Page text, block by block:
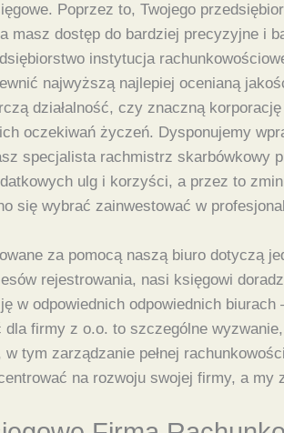
Poprzez to, Twojego
masz dostęp do bardziej precyzyjne i
instytucja
najwyższą najlepiej ocenianą
działalność, czy znaczną
oczekiwań życzeń. Dysponujemy
specjalista rachmistrz skarbówkowy
ulg i korzyści, a przez to
się wybrać zainwestować w
za pomocą naszą biuro dotyczą
rejestrowania, nasi księgowi
w odpowiednich odpowiednich
dla firmy z o.o. to szczególne
w tym zarządzanie pełnej
na rozwoju swojej firmy, a